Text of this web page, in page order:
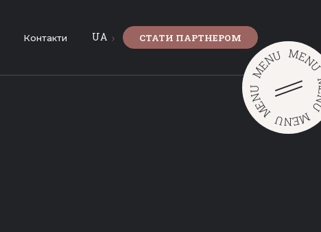
Контакти UA СТАТИ ПАРТНЕРОМ
M
E
N
U
M
E
NU MEN
M
E
N
U